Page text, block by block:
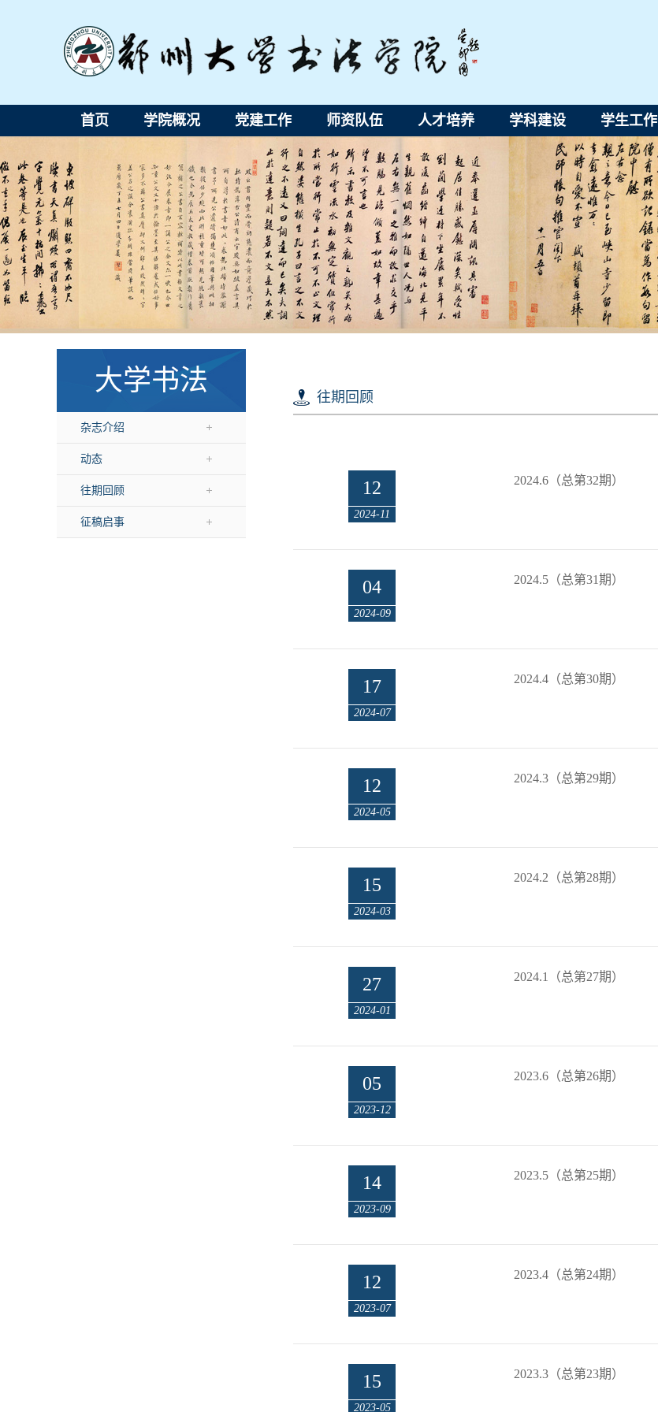
首页 学院概况 党建工作 师资队伍 人才培养 学科建设 学生工作
大学书法
杂志介绍
动态
往期回顾
征稿启事
往期回顾
12
2024-11
2024.6（总第32期）
04
2024-09
2024.5（总第31期）
17
2024-07
2024.4（总第30期）
12
2024-05
2024.3（总第29期）
15
2024-03
2024.2（总第28期）
27
2024-01
2024.1（总第27期）
05
2023-12
2023.6（总第26期）
14
2023-09
2023.5（总第25期）
12
2023-07
2023.4（总第24期）
15
2023-05
2023.3（总第23期）